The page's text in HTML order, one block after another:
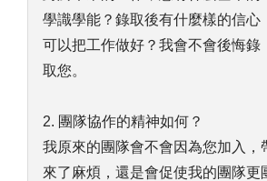
學識學能？錄取後有什麼樣的信心
可以把工作做好？我會不會後悔錄
取您。
2. 團隊協作的精神如何？
我原來的團隊會不會因為您加入，
來了麻煩，還是會促使我的團隊更